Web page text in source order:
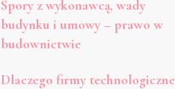
Spory z wykonawcą, wady
budynku i umowy – prawo w
budownictwie
Dlaczego firmy technologiczne